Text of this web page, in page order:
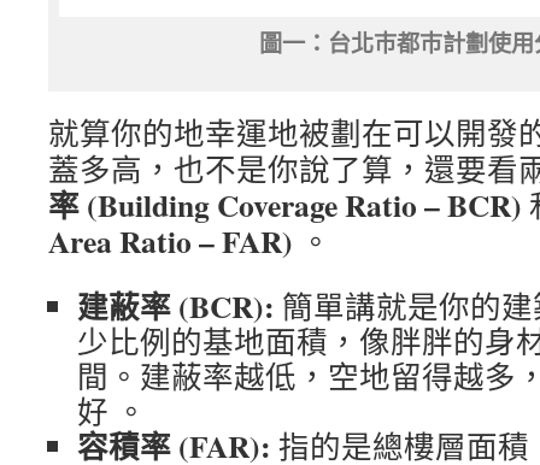
圖一：台北巿都巿計劃使
就算你的地幸運地被劃在可以開發
蓋多高，也不是你說了算，還要看
率 (Building Coverage Ratio – BCR)
Area Ratio – FAR) 。
建蔽率 (BCR): 簡單講就是你的
少比例的基地面積，像胖胖的身
間。建蔽率越低，空地留得越多
好 。
容積率 (FAR): 指的是總樓層面